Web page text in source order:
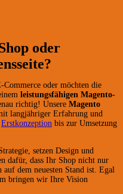
oder
Commerce oder möchten die
leistungsfähigen Magento-
richtig! Unsere Magento
langjähriger Erfahrung und
Erstkonzeption bis zur Umsetzung
setzen Design und
dafür, dass Ihr Shop nicht nur
dem neuesten Stand ist. Egal
bringen wir Ihre Vision